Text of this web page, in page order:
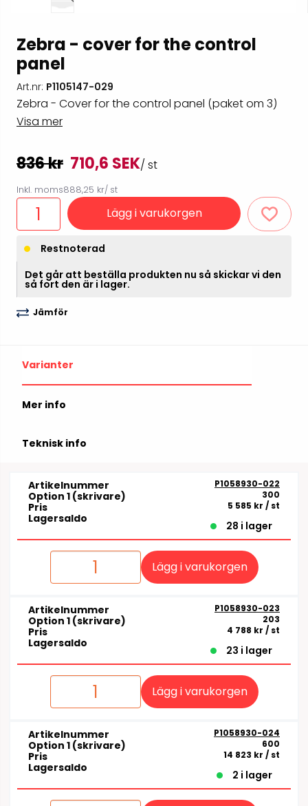
Zebra - cover for the control
panel
Art.nr: P1105147-029
Zebra - Cover for the control panel (paket om 3)
Visa mer
836 kr 710,6 SEK/ st
Inkl. moms888,25 kr/ st
Lägg i varukorgen
Restnoterad
Det går att beställa produkten nu så skickar vi den
så fort den är i lager.
Jämför
Varianter
Mer info
Teknisk info
Artikelnummer P1058930-022
Option 1 (skrivare) 300
Pris 5 585 kr / st
Lagersaldo
28 i lager
Lägg i varukorgen
Artikelnummer P1058930-023
Option 1 (skrivare) 203
Pris 4 788 kr / st
Lagersaldo
23 i lager
Lägg i varukorgen
Artikelnummer P1058930-024
Option 1 (skrivare) 600
Pris 14 823 kr / st
Lagersaldo
2 i lager